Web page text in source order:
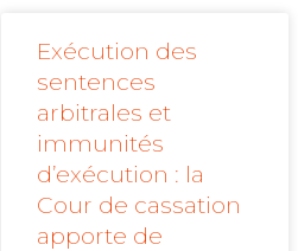
Exécution des
sentences
arbitrales et
immunités
d’exécution : la
Cour de cassation
apporte de